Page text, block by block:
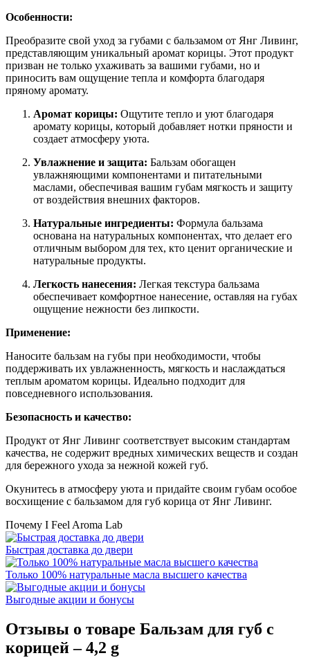
Особенности:
Преобразите свой уход за губами с бальзамом от Янг Ливинг,
представляющим уникальный аромат корицы. Этот продукт
призван не только ухаживать за вашими губами, но и
приносить вам ощущение тепла и комфорта благодаря
пряному аромату.
Аромат корицы: Ощутите тепло и уют благодаря
аромату корицы, который добавляет нотки пряности и
создает атмосферу уюта.
Увлажнение и защита: Бальзам обогащен
увлажняющими компонентами и питательными
маслами, обеспечивая вашим губам мягкость и защиту
от воздействия внешних факторов.
Натуральные ингредиенты: Формула бальзама
основана на натуральных компонентах, что делает его
отличным выбором для тех, кто ценит органические и
натуральные продукты.
Легкость нанесения: Легкая текстура бальзама
обеспечивает комфортное нанесение, оставляя на губах
ощущение нежности без липкости.
Применение:
Наносите бальзам на губы при необходимости, чтобы
поддерживать их увлажненность, мягкость и наслаждаться
теплым ароматом корицы. Идеально подходит для
повседневного использования.
Безопасность и качество:
Продукт от Янг Ливинг соответствует высоким стандартам
качества, не содержит вредных химических веществ и создан
для бережного ухода за нежной кожей губ.
Окунитесь в атмосферу уюта и придайте своим губам особое
восхищение с бальзамом для губ корица от Янг Ливинг.
Почему I Feel Aroma Lab
Быстрая доставка до двери
Только 100% натуральные масла высшего качества
Выгодные акции и бонусы
Отзывы о товаре Бальзам для губ с
корицей – 4,2 g